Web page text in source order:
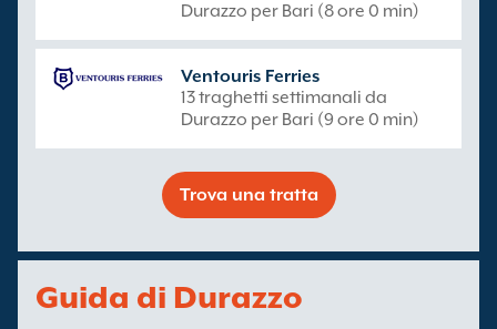
Durazzo per Bari (8 ore 0 min)
Ventouris Ferries
13 traghetti settimanali da
Durazzo per Bari (9 ore 0 min)
Trova una tratta
Guida di Durazzo